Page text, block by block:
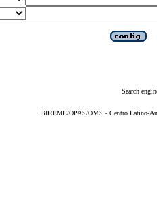
Search
BIREME/OPAS/OMS - Centro Latino-